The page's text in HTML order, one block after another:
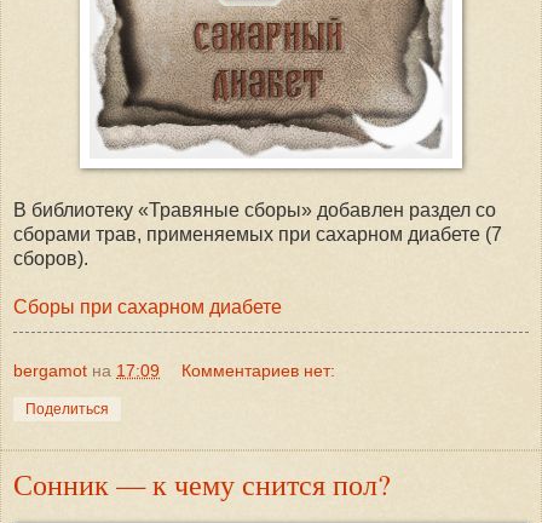
В библиотеку «Травяные сборы» добавлен раздел со
сборами трав, применяемых при сахарном диабете (7
сборов).
Сборы при сахарном диабете
bergamot на 17:09 Комментариев нет:
Поделиться
Сонник — к чему снится пол?